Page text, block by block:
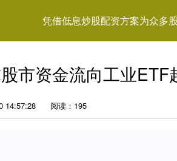
凭借低息炒股配资方案为众多
市资金流向工业ETF
14:57:28 阅读：195